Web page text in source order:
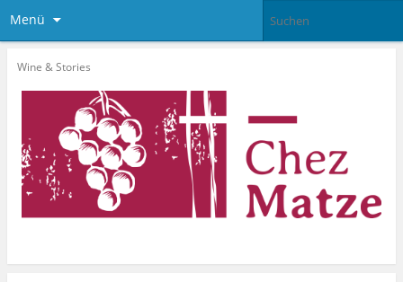
Menü
Wine & Stories